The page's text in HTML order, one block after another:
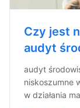
Czy jest
audyt
audyt
niskoszumne
w działania